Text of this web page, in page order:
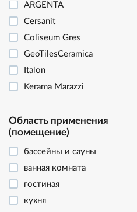
ARGENTA
Cersanit
Coliseum Gres
GeoTilesCeramica
Italon
Kerama Marazzi
STN Ceramica
Грани Таганая
Область применения
(помещение)
бассейны и сауны
ванная комната
гостиная
кухня